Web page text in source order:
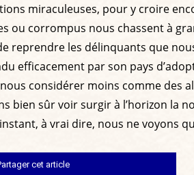
miraculeuses, pour y croire
corrompus nous chassent à
reprendre les délinquants que
efficacement par son pays
considérer moins comme des
sûr voir surgir à l’horizon la
à vrai dire, nous ne
cet article